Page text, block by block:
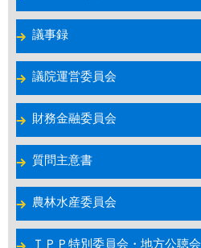
議事録
議院運営委員会
財務金融委員会
質問主意書
農林水産委員会
ＴＰＰ特別委員会・地方公聴会